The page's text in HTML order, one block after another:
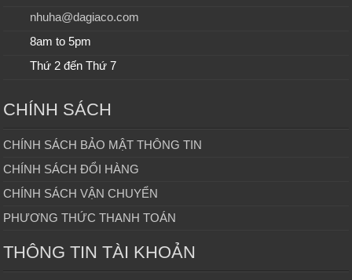
nhuha@dagiaco.com
8am to 5pm
Thứ 2 đến Thứ 7
CHÍNH SÁCH
CHÍNH SÁCH BẢO MẬT THÔNG TIN
CHÍNH SÁCH ĐỔI HÀNG
CHÍNH SÁCH VẬN CHUYỂN
PHƯƠNG THỨC THANH TOÁN
THÔNG TIN TÀI KHOẢN